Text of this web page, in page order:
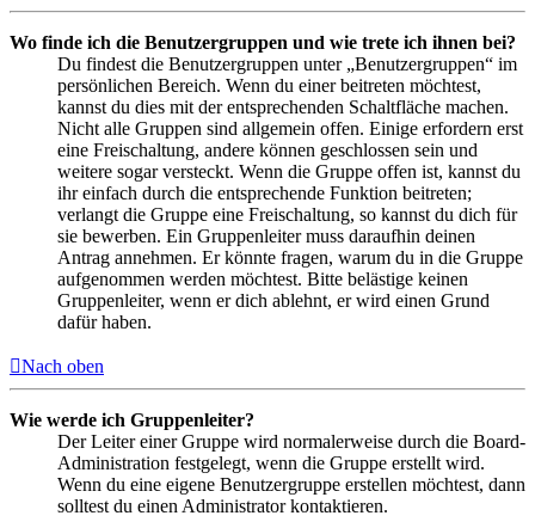
Wo finde ich die Benutzergruppen und wie trete ich ihnen bei?
Du findest die Benutzergruppen unter „Benutzergruppen“ im
persönlichen Bereich. Wenn du einer beitreten möchtest,
kannst du dies mit der entsprechenden Schaltfläche machen.
Nicht alle Gruppen sind allgemein offen. Einige erfordern erst
eine Freischaltung, andere können geschlossen sein und
weitere sogar versteckt. Wenn die Gruppe offen ist, kannst du
ihr einfach durch die entsprechende Funktion beitreten;
verlangt die Gruppe eine Freischaltung, so kannst du dich für
sie bewerben. Ein Gruppenleiter muss daraufhin deinen
Antrag annehmen. Er könnte fragen, warum du in die Gruppe
aufgenommen werden möchtest. Bitte belästige keinen
Gruppenleiter, wenn er dich ablehnt, er wird einen Grund
dafür haben.
Nach oben
Wie werde ich Gruppenleiter?
Der Leiter einer Gruppe wird normalerweise durch die Board-
Administration festgelegt, wenn die Gruppe erstellt wird.
Wenn du eine eigene Benutzergruppe erstellen möchtest, dann
solltest du einen Administrator kontaktieren.